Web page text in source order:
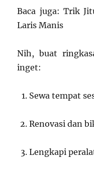
Baca juga: Trik
Laris Manis
Nih, buat
inget:
Sewa tempat
Renovasi dan
Lengkapi